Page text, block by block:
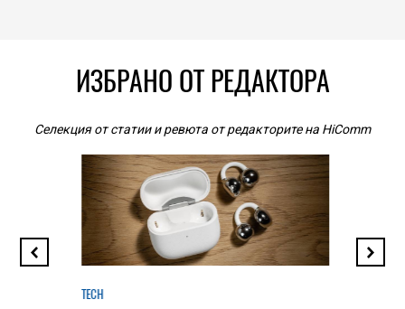
ИЗБРАНО ОТ РЕДАКТОРА
Селекция от статии и ревюта от редакторите на HiComm
TECH